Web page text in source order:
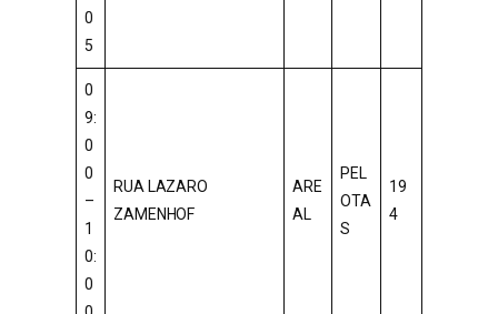
0
5
0
9:
0
0
–
1
0:
0
RUA LAZARO
ZAMENHOF
ARE
AL
PEL
OTA
S
19
4